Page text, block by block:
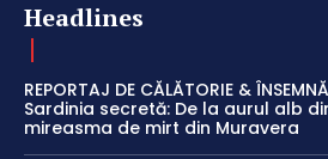
Headlines
REPORTAJ DE CĂLĂTORIE &
Sardinia secretă: De la aurul alb
mireasma de mirt din Muravera